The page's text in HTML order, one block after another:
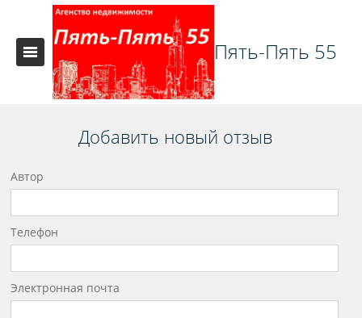
Пять-Пять 55
Добавить новый отзыв
Автор
Телефон
Электронная почта